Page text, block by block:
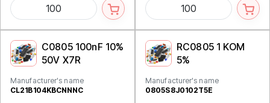
C0805 100nF 10%
50V X7R
Manufacturer's name
CL21B104KBCNNNC
RC0805 1 KOM
5%
Manufacturer's name
0805S8J0102T5E